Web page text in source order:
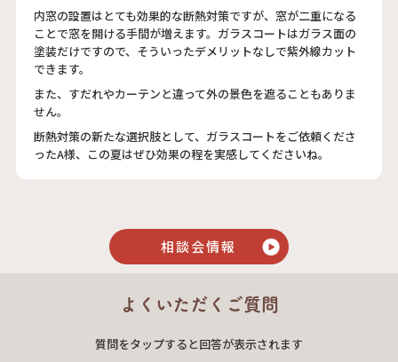
内窓の設置はとても効果的な断熱対策ですが、窓が二重になる
ことで窓を開ける手間が増えます。ガラスコートはガラス面の
塗装だけですので、そういったデメリットなしで紫外線カット
できます。
また、すだれやカーテンと違って外の景色を遮ることもありま
せん。
断熱対策の新たな選択肢として、ガラスコートをご依頼くださ
ったA様、この夏はぜひ効果の程を実感してくださいね。
相談会情報
よくいただくご質問
質問をタップすると回答が表示されます